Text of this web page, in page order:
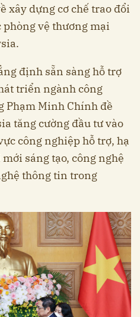
xây dựng cơ chế trao đổi
vệ thương mại
định sẵn sàng hỗ trợ
triển ngành công
Phạm Minh Chính đề
tăng cường đầu tư vào
công nghiệp hỗ trợ, hạ
sáng tạo, công nghệ
thông tin trong